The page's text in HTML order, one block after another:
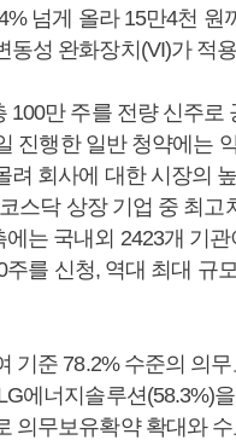
넘게 올라 15만4천 원
동성 완화장치(VI)가 적
100만 주를 전량 신주로
진행한 일반 청약에는
려 회사에 대한 시장의
스닥 상장 기업 중 최고
는 국내외 2423개 기
주를 신청, 역대 최대 규
기준 78.2% 수준의 의
에너지솔루션(58.3%)
의무보유확약 확대와